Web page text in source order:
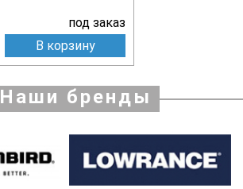
под заказ
В корзину
Наши бренды